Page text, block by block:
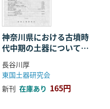
神奈川県における古墳時
代中期の土器について
変遷と画期の側面から
長谷川厚
東国土器研究会
新刊 在庫あり 165円